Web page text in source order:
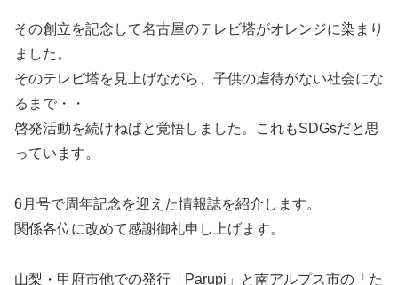
その創立を記念して名古屋のテレビ塔がオレンジに染まり
ました。
そのテレビ塔を見上げながら、子供の虐待がない社会にな
るまで・・
啓発活動を続けねばと覚悟しました。これもSDGsだと思
っています。
6月号で周年記念を迎えた情報誌を紹介します。
関係各位に改めて感謝御礼申し上げます。
山梨・甲府市他での発行「Parupi」と南アルプス市の「た